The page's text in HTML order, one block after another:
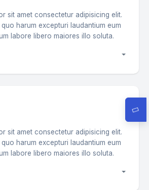
sit amet consectetur adipisicing elit.
harum excepturi laudantium eum
labore libero maiores illo soluta.
sit amet consectetur adipisicing elit.
harum excepturi laudantium eum
labore libero maiores illo soluta.